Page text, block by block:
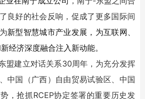
良好的社会反响，促成了更多国际间
新型智慧城市产业发展，为互联网、
经济深度融合注入新动能。
盟建立对话关系30周年，为充分发挥
中国（广西）自由贸易试验区、中国
，抢抓RCEP协定签署的重要历史发